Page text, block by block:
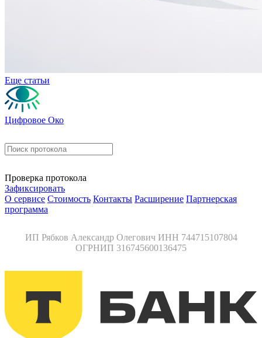
Еще статьи
Цифровое Око
Проверка протокола
Зафиксировать
О сервисе Стоимость Контакты Расширение Партнерская
программа
ИП Рябков Александр Олегович ИНН 744715107804
ОГРНИП 316745600136475